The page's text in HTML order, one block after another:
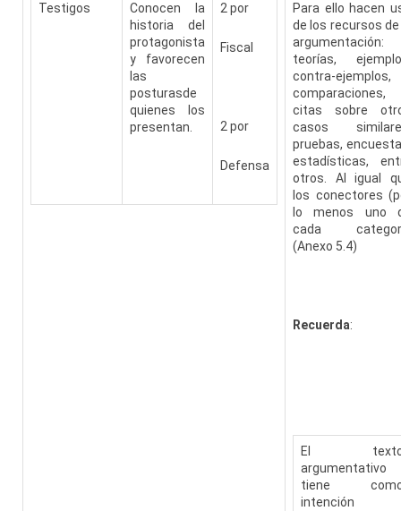
Testigos
Conocen la
historia del
protagonista
y favorecen
las
posturasde
quienes los
presentan.
2 por
Fiscal
2 por
Defensa
Para ello hacen
de los recursos de
argumentación:
teorías,
contra-ejemplos,
comparaciones,
citas sobre
casos
pruebas,
estadísticas,
otros. Al igual
los conectores
lo menos uno
cada
(Anexo 5.4)
Recuerda:
El
argumentativo
tiene
intención